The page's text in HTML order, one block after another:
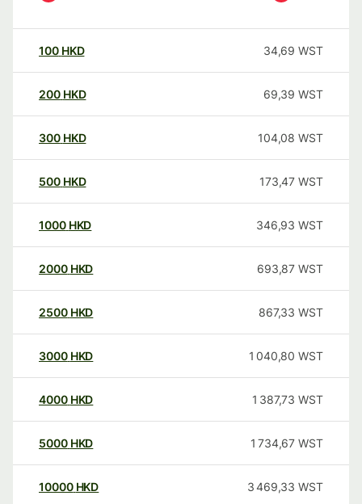
100 HKD 34,69 WST
200 HKD 69,39 WST
300 HKD 104,08 WST
500 HKD 173,47 WST
1000 HKD 346,93 WST
2000 HKD 693,87 WST
2500 HKD 867,33 WST
3000 HKD 1 040,80 WST
4000 HKD 1 387,73 WST
5000 HKD 1 734,67 WST
10000 HKD 3 469,33 WST